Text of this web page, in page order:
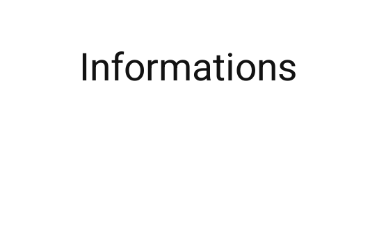
Informations